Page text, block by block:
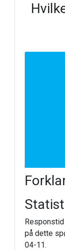
på dette
04-11.